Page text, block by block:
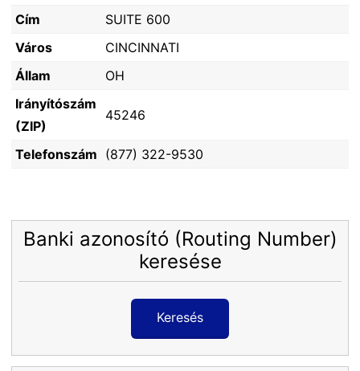
Cím
SUITE 600
Város
CINCINNATI
Állam
OH
Irányítószám
(ZIP)
45246
Telefonszám (877) 322-9530
Banki azonosító (Routing Number)
keresése
Keresés